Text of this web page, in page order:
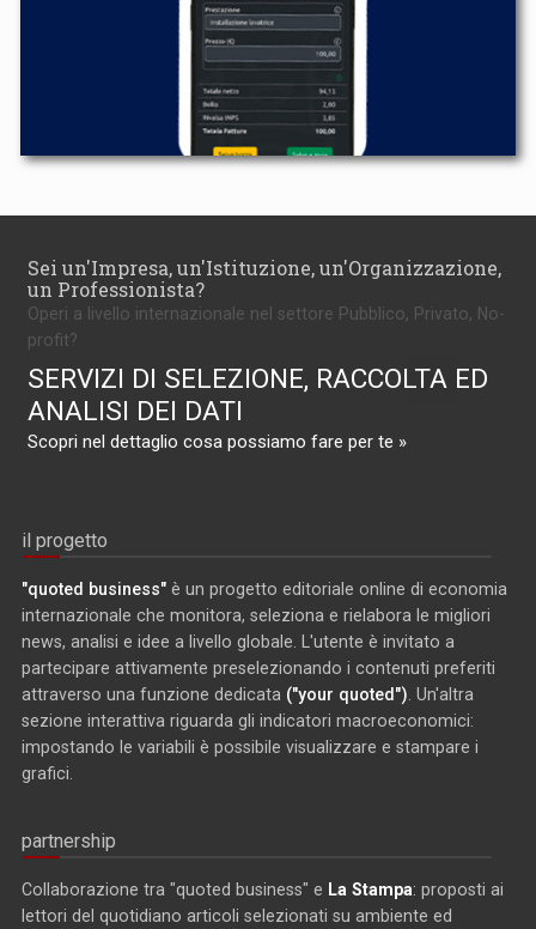
Sei un'Impresa, un'Istituzione, un'Organizzazione,
un Professionista?
Operi a livello internazionale nel settore Pubblico, Privato, No-
profit?
SERVIZI DI SELEZIONE, RACCOLTA ED
ANALISI DEI DATI
Scopri nel dettaglio cosa possiamo fare per te »
il progetto
"quoted business" è un progetto editoriale online di economia
internazionale che monitora, seleziona e rielabora le migliori
news, analisi e idee a livello globale. L'utente è invitato a
partecipare attivamente preselezionando i contenuti preferiti
attraverso una funzione dedicata ("your quoted"). Un'altra
sezione interattiva riguarda gli indicatori macroeconomici:
impostando le variabili è possibile visualizzare e stampare i
grafici.
partnership
Collaborazione tra "quoted business" e La Stampa: proposti ai
lettori del quotidiano articoli selezionati su ambiente ed